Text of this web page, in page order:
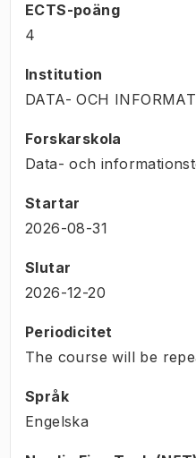
ECTS-poäng
4
Institution
DATA- OCH
Forskarskola
Data- och
Startar
2026-08-31
Slutar
2026-12-20
Periodicitet
The course will be
Språk
Engelska